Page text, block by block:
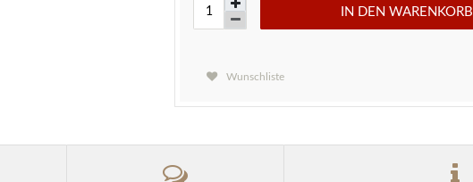
IN DEN WARENKORB
Wunschliste